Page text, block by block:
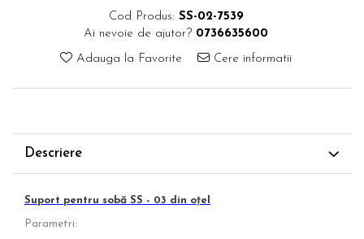
Cod Produs: SS-02-7539
Ai nevoie de ajutor? 0736635600
Adauga la Favorite Cere informatii
Descriere
Suport pentru sobă SS - 03 din oțel
Parametri: